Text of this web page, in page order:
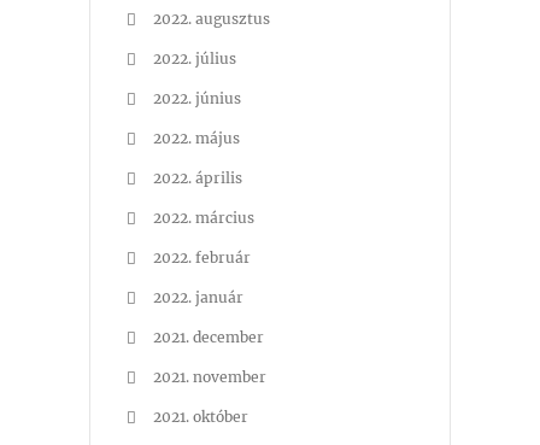
2022. augusztus
2022. július
2022. június
2022. május
2022. április
2022. március
2022. február
2022. január
2021. december
2021. november
2021. október